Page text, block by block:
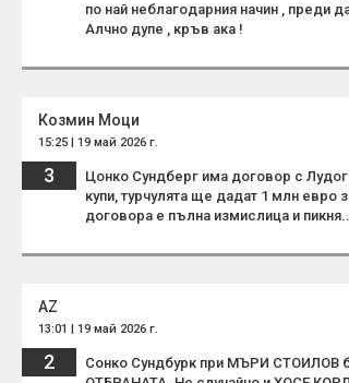
по най неблагодарния начин , преди
Алчно дупе , кръв ака !
Козмин Моци
15:25 | 19 май 2026 г.
3
Цонко Сундберг има договор с
купи, турчулята ще дадат 1 млн евро
договора е пълна измислица и
AZ
13:01 | 19 май 2026 г.
2
Сонко Сундбурк при МЪРИ